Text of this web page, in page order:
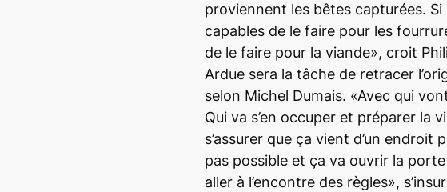
proviennent les bêtes capturées. Si
capables de le faire pour les
de le faire pour la viande», croit
Ardue sera la tâche de retracer
selon Michel Dumais. «Avec qui
Qui va s’en occuper et préparer la
s’assurer que ça vient d’un endroit
pas possible et ça va ouvrir la
aller à l’encontre des règles»,